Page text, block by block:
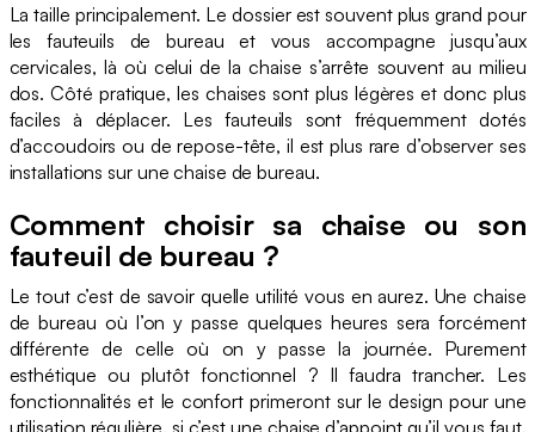
La taille principalement. Le dossier est souvent plus grand pour
les fauteuils de bureau et vous accompagne jusqu’aux
cervicales, là où celui de la chaise s’arrête souvent au milieu
dos. Côté pratique, les chaises sont plus légères et donc plus
faciles à déplacer. Les fauteuils sont fréquemment dotés
d’accoudoirs ou de repose-tête, il est plus rare d’observer ses
installations sur une chaise de bureau.
Comment choisir sa chaise ou son
fauteuil de bureau ?
Le tout c’est de savoir quelle utilité vous en aurez. Une chaise
de bureau où l’on y passe quelques heures sera forcément
différente de celle où on y passe la journée. Purement
esthétique ou plutôt fonctionnel ? Il faudra trancher. Les
fonctionnalités et le confort primeront sur le design pour une
utilisation régulière, si c’est une chaise d’appoint qu’il vous faut,